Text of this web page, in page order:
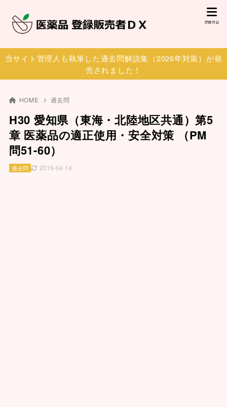
当サイト管理人も執筆した過去問解説集（2026年対策）が発
売されました！
HOME 過去問
H30 愛知県（東海・北陸地区共通）第5
章 医薬品の適正使用・安全対策 （PM
問51-60）
2019-04-14
過去問